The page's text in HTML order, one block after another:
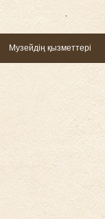
Музейдің қызметтері